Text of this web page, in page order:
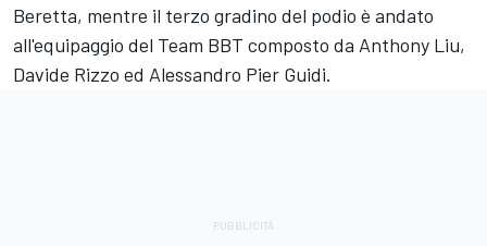
Beretta, mentre il terzo gradino del podio è andato
all'equipaggio del Team BBT composto da Anthony Liu,
Davide Rizzo ed Alessandro Pier Guidi.